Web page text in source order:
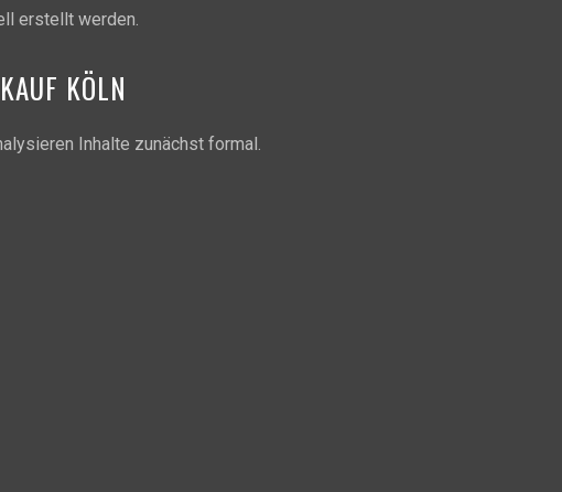
erstellt werden.
KÖLN
Inhalte zunächst formal.